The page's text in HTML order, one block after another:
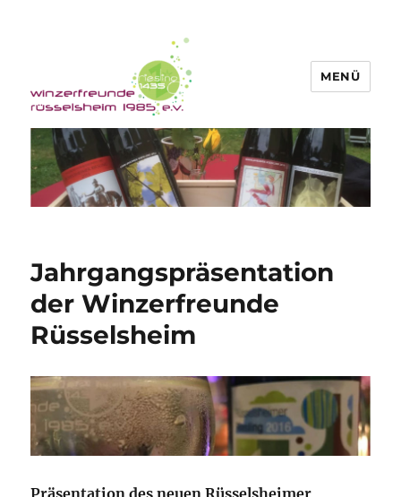
Winzerfreunde Rüsselsheim 1985
e.V.
MENÜ
Jahrgangspräsentation
der Winzerfreunde
Rüsselsheim
Präsentation des neuen Rüsselsheimer